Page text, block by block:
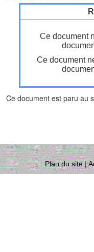
Ce document
Ce document
Ce document est paru au
Plan du site|